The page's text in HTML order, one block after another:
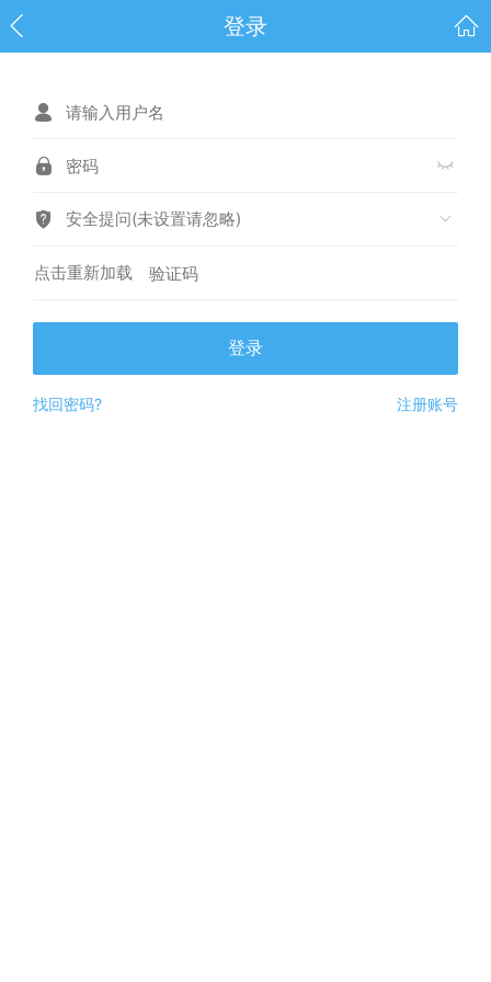
登录
安全提问(未设置请忽略)
点击重新加载
登录
找回密码? 注册账号